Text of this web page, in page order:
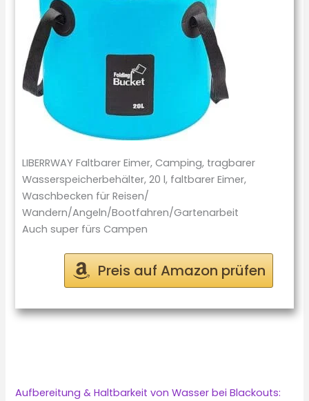
LIBERRWAY Faltbarer Eimer, Camping, tragbarer
Wasserspeicherbehälter, 20 l, faltbarer Eimer,
Waschbecken für Reisen/
Wandern/Angeln/Bootfahren/Gartenarbeit
Auch super fürs Campen
Preis auf Amazon prüfen
Aufbereitung & Haltbarkeit von Wasser bei Blackouts: